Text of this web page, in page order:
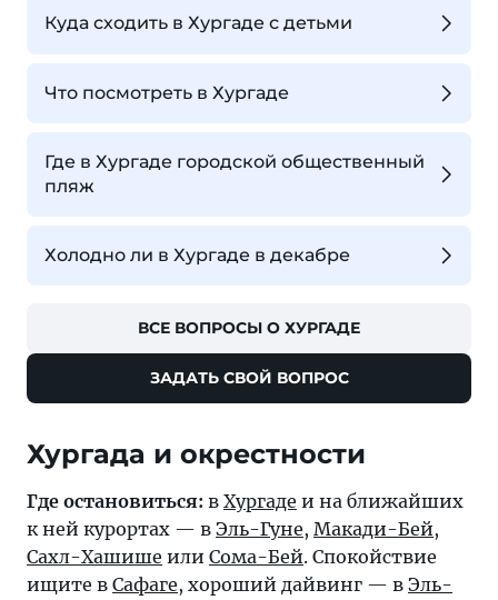
Куда сходить в Хургаде с детьми
Что посмотреть в Хургаде
Где в Хургаде городской общественный
пляж
Холодно ли в Хургаде в декабре
ВСЕ ВОПРОСЫ О ХУРГАДЕ
ЗАДАТЬ СВОЙ ВОПРОС
Хургада и окрестности
Где остановиться: в Хургаде и на ближайших
к ней курортах — в Эль-Гуне, Макади-Бей,
Сахл-Хашише или Сома-Бей. Спокойствие
ищите в Сафаге, хороший дайвинг — в Эль-